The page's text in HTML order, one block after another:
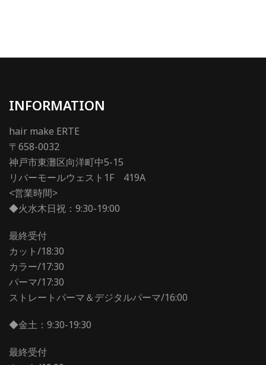
INFORMATION
hair make ERTE
〒658-0032
神戸市東灘区向洋町中5-15
リバーモールウェスト1F 419A
<営業時間>
◆火水木日祝：9:30-19:00
最終受付
カット/18:30
カラー/17:30
パーマ/17:30
ストレートパーマ＆デジタルパーマ/16:00
◆金土：9:30-19:30
最終受付